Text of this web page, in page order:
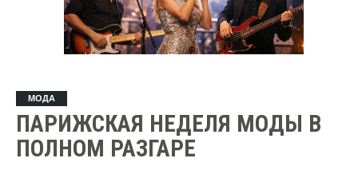
МОДА
ПАРИЖСКАЯ НЕДЕЛЯ МОДЫ В
ПОЛНОМ РАЗГАРЕ